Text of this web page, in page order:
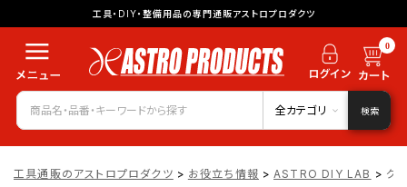
工具・DIY・整備用品の専門通販アストロプロダクツ
0
全カテゴリ 検索
工具通販のアストロプロダクツ > お役立ち情報 > ASTRO DIY LAB > グ